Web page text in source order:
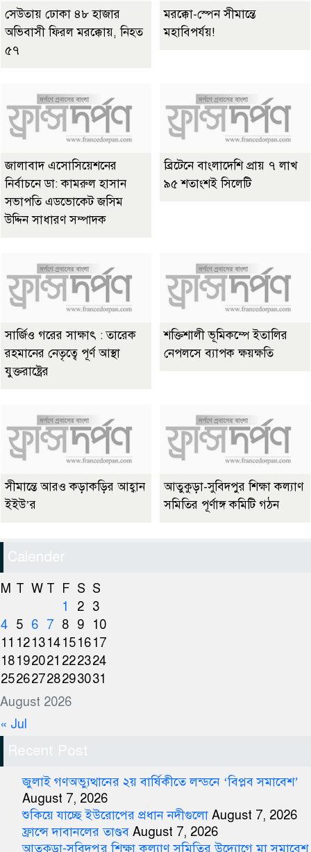
সেউতায় ঢোকা ৪৮ হাজার
অভিবাসী ফিরল মরক্কোয়, নিহত
৫৭
মরক্কো-স্পেন সীমান্তে
মহাবিপর্যয়!
জালাবাদ এসোসিয়েশনের
নির্বাচনে ডা: কামরুল হাসান
সভাপতি এডভোকেট জসিম
উদ্দিন সাধারণ সম্পাদক
ব্রিটেনে বাংলাদেশি প্রায় ৭ লাখ
৯৫ শতাংশই সিলেটি
সার্জিও গরের সাক্ষাৎ : তারেক
রহমানের নেতৃত্বে পূর্ণ আস্থা
যুক্তরাষ্ট্রের
শক্তিশালী ভূমিকম্পে ইতালির
নেপলসে ব্যাপক ক্ষয়ক্ষতি
সীমান্তে আরও কড়াকড়ির আহ্বান
ইইউ’র
আতুকুড়া-সুবিদপুর শিক্ষা কল্যাণ
সমিতির পূর্ণাঙ্গ কমিটি গঠন
Calender
August 2026
M T W T F S S
1
2 3
4 5 6 7 8 9
10
11 121314151617
18192021 222324
25262728293031
« Jul
Recent Post
জুলাই গণঅভ্যুত্থানের ২য় বার্ষিকীতে লন্ডনে ‘বিপ্লব সমাবেশ’
August 7, 2026
শুকিয়ে যাচ্ছে ইউরোপের প্রধান নদীগুলো August 7, 2026
ফ্রান্সে দাবানলের তাণ্ডব August 7, 2026
আতুকুড়া-সুবিদপুর শিক্ষা কল্যাণ সমিতির উদ্যোগে মা সমাবেশ